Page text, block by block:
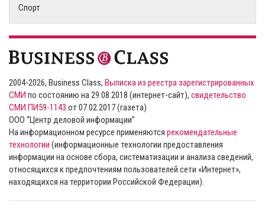
Спорт
2004-2026, Business Class, Выписка из реестра зарегистрированных
СМИ по состоянию на 29.08.2018 (интернет-сайт), свидетельство
СМИ ПИ59-1143 от 07.02.2017 (газета)
ООО “Центр деловой информации”
На информационном ресурсе применяются рекомендательные
технологии (информационные технологии предоставления
информации на основе сбора, систематизации и анализа сведений,
относящихся к предпочтениям пользователей сети «Интернет»,
находящихся на территории Российской Федерации).